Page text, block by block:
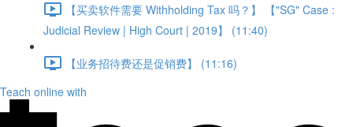
【买卖软件需要 Withholding Tax 吗？】 【"SG" Case :
Judicial Review | High Court | 2019】 (11:40)
【业务招待费还是促销费】 (11:16)
Teach online with